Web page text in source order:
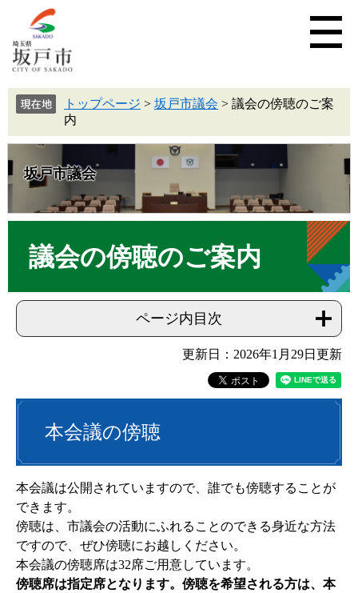
トップページ > 坂戸市議会 > 議会の傍聴のご案
内
坂戸市議会
議会の傍聴のご案内
ページ内目次
更新日：2026年1月29日更新
本会議の傍聴
本会議は公開されていますので、誰でも傍聴することが
できます。
傍聴は、市議会の活動にふれることのできる身近な方法
ですので、ぜひ傍聴にお越しください。
本会議の傍聴席は32席ご用意しています。
傍聴席は指定席となります。傍聴を希望される方は、本